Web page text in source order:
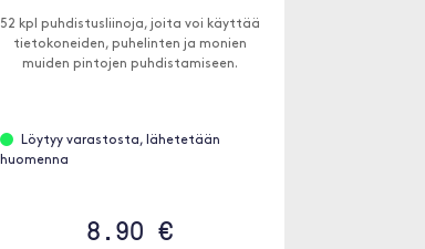
52 kpl puhdistusliinoja, joita voi käyttää
tietokoneiden, puhelinten ja monien
muiden pintojen puhdistamiseen.
Löytyy varastosta, lähetetään
huomenna
8.90 €